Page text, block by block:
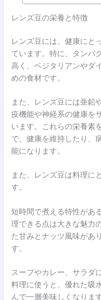
レンズ豆の栄養と特徴
レンズ豆には、健康にと
ています。特に、タンパ
高く、ベジタリアンやダ
めの食材です。
また、レンズ豆には亜鉛
疫機能や神経系の健康を
います。これらの栄養素
で、健康を維持したり、
能になります。
また、レンズ豆は料理に
す。
短時間で煮える特性があ
理できる点は大きな魅力
た甘みとナッツ風味があ
す。
スープやカレー、サラダ
料理に使うと、優れた吸
んで一層美味しくなります